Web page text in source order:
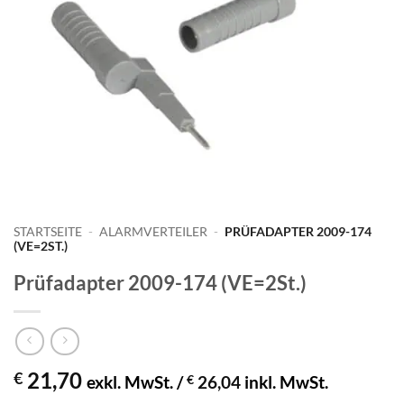
STARTSEITE - ALARMVERTEILER - PRÜFADAPTER 2009-174
(VE=2ST.)
Prüfadapter 2009-174 (VE=2St.)
€ 21,70 exkl. MwSt. /€ 26,04 inkl. MwSt.